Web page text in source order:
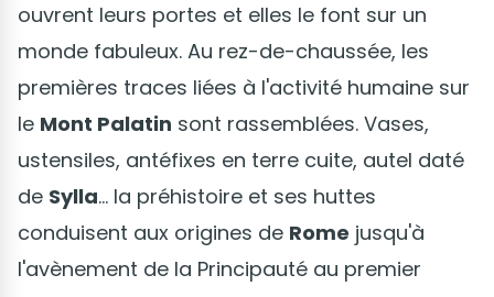
ouvrent leurs portes et elles le font sur un
monde fabuleux. Au rez-de-chaussée, les
premières traces liées à l'activité humaine sur
le Mont Palatin sont rassemblées. Vases,
ustensiles, antéfixes en terre cuite, autel daté
de Sylla... la préhistoire et ses huttes
conduisent aux origines de Rome jusqu'à
l'avènement de la Principauté au premier